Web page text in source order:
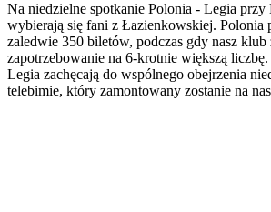
Na niedzielne spotkanie Polonia - Legia
wybierają się fani z Łazienkowskiej. Polonia
zaledwie 350 biletów, podczas gdy nasz klub
zapotrzebowanie na 6-krotnie większą
Legia zachęcają do wspólnego obejrzenia
telebimie, który zamontowany zostanie na